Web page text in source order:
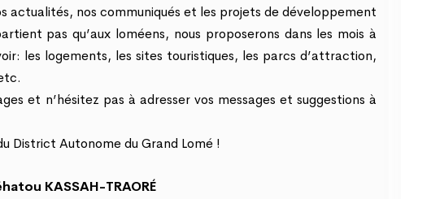
actualités, nos communiqués et les projets de développement
pas qu’aux loméens, nous proposerons dans les mois à
les logements, les sites touristiques, les parcs d’attraction,
et n’hésitez pas à adresser vos messages et suggestions à
District Autonome du Grand Lomé !
KASSAH-TRAORÉ